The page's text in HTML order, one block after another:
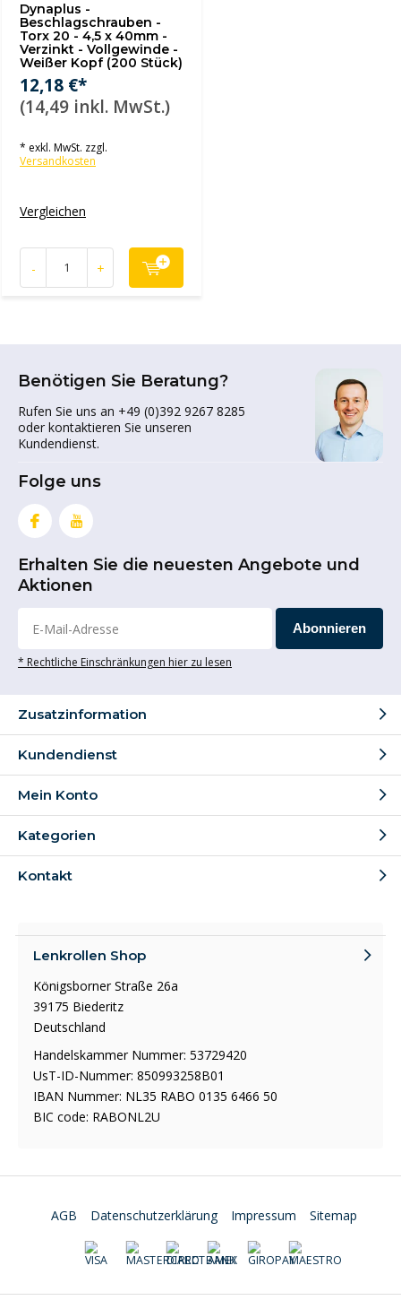
Dynaplus -
Beschlagschrauben -
Torx 20 - 4,5 x 40mm -
Verzinkt - Vollgewinde -
Weißer Kopf (200 Stück)
12,18 €*
(14,49 inkl. MwSt.)
* exkl. MwSt. zzgl.
Versandkosten
Vergleichen
- +
Benötigen Sie Beratung?
Rufen Sie uns an +49 (0)392 9267 8285
oder kontaktieren Sie unseren
Kundendienst.
Folge uns
Erhalten Sie die neuesten Angebote und
Aktionen
Abonnieren
* Rechtliche Einschränkungen hier zu lesen
Zusatzinformation
Kundendienst
Mein Konto
Kategorien
Kontakt
Lenkrollen Shop
Königsborner Straße 26a
39175 Biederitz
Deutschland
Handelskammer Nummer: 53729420
UsT-ID-Nummer: 850993258B01
IBAN Nummer: NL35 RABO 0135 6466 50
BIC code: RABONL2U
AGB Datenschutzerklärung Impressum Sitemap